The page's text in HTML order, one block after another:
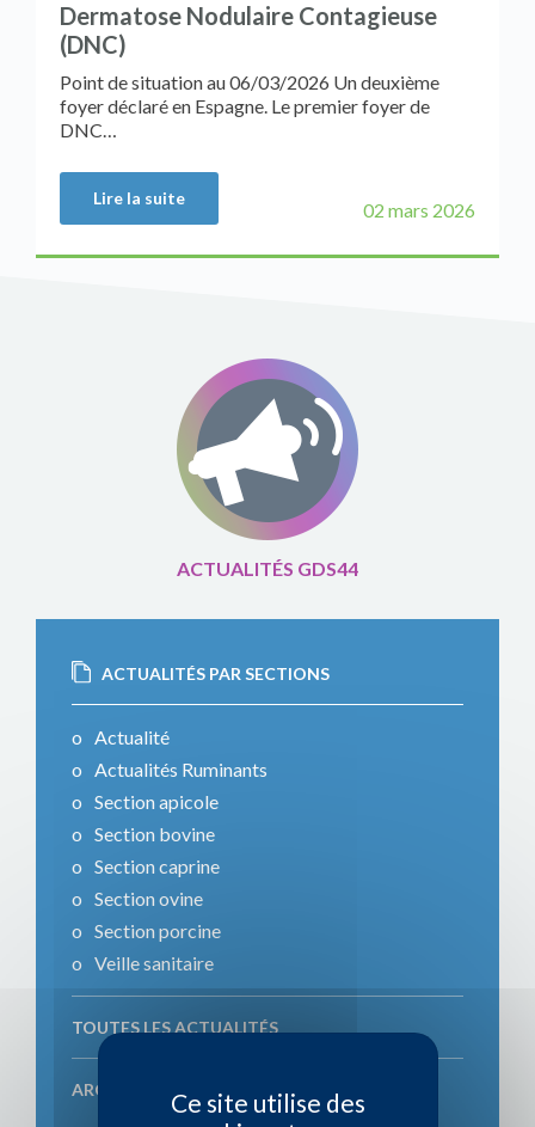
Dermatose Nodulaire Contagieuse
(DNC)
Point de situation au 06/03/2026 Un deuxième
foyer déclaré en Espagne. Le premier foyer de
DNC…
Lire la suite 02 mars 2026
ACTUALITÉS GDS44
ACTUALITÉS PAR SECTIONS
Actualité
Actualités Ruminants
Section apicole
Section bovine
Section caprine
Section ovine
Section porcine
Veille sanitaire
TOUTES LES ACTUALITÉS
ARCHIVES ACTUALITÉSCe site utilise des